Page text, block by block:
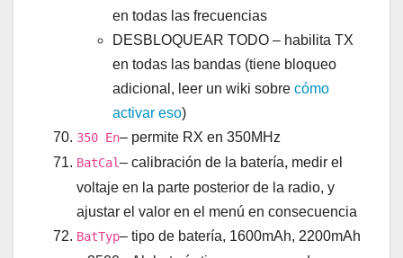
en todas las frecuencias
DESBLOQUEAR TODO – habilita TX
en todas las bandas (tiene bloqueo
adicional, leer un wiki sobre cómo
activar eso)
350 En– permite RX en 350MHz
BatCal– calibración de la batería, medir el
voltaje en la parte posterior de la radio, y
ajustar el valor en el menú en consecuencia
BatTyp– tipo de batería, 1600mAh, 2200mAh